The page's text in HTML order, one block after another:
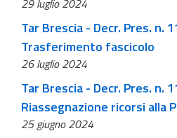
29 luglio 2024
Tar Brescia - Decr. Pres. n.
Trasferimento fascicolo
26 luglio 2024
Tar Brescia - Decr. Pres. n.
Riassegnazione ricorsi alla
25 giugno 2024